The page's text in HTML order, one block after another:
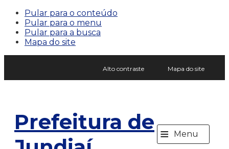
Pular para o conteúdo
Pular para o menu
Pular para a busca
Mapa do site
Alto contraste Mapa do site
Prefeitura de ≡ Menu